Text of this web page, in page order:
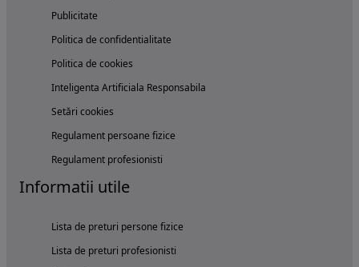
Publicitate
Politica de confidentialitate
Politica de cookies
Inteligenta Artificiala Responsabila
Setări cookies
Regulament persoane fizice
Regulament profesionisti
Informatii utile
Lista de preturi persone fizice
Lista de preturi profesionisti